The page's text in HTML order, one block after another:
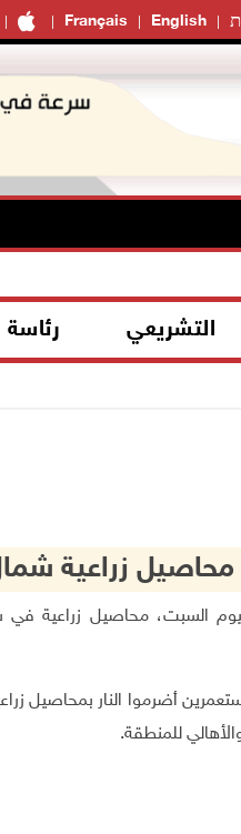
Français English
التشريعي رئاسة
زراعية
اليوم السبت، محاصيل
أضرموا النار بمحاصيل
للمنطقة.